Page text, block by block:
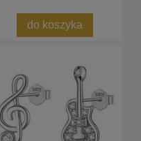
do koszyka